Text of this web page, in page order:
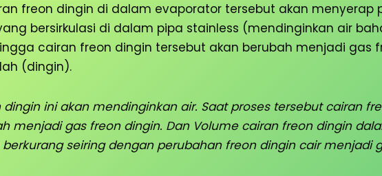
freon dingin di dalam evaporator tersebut akan menyerap
bersirkulasi di dalam pipa stainless (mendinginkan air
cairan freon dingin tersebut akan berubah menjadi gas
(dingin).
ini akan mendinginkan air. Saat proses tersebut cairan
menjadi gas freon dingin. Dan Volume cairan freon dingin
seiring dengan perubahan freon dingin cair menjadi